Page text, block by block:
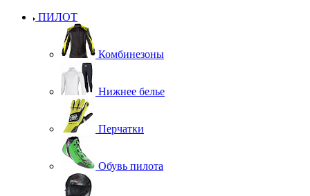
ПИЛОТ
Комбинезоны
Нижнее белье
Перчатки
Обувь пилота